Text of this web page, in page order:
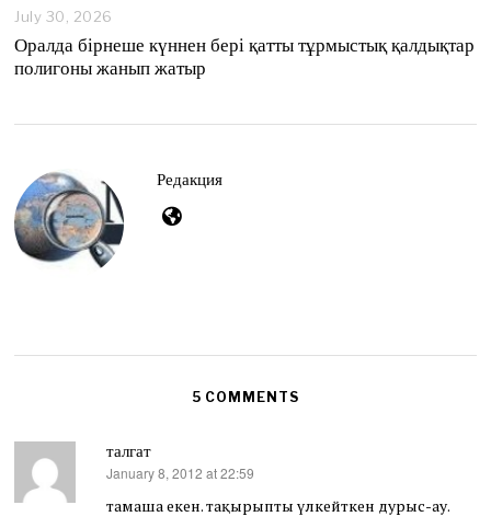
July 30, 2026
Оралда бірнеше күннен бері қатты тұрмыстық қалдықтар
полигоны жанып жатыр
Редакция
5 COMMENTS
талгат
says:
January 8, 2012 at 22:59
тамаша екен. тақырыпты үлкейткен дурыс-ау.